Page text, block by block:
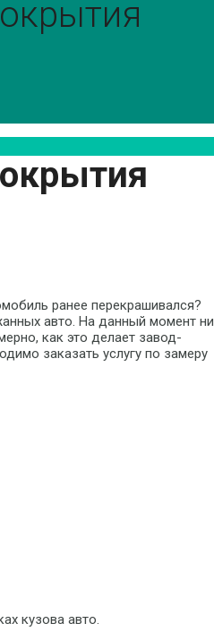
ранее перекрашивался?
авто. На данный момент ни
как это делает завод-
заказать услугу по замеру
кузова авто.